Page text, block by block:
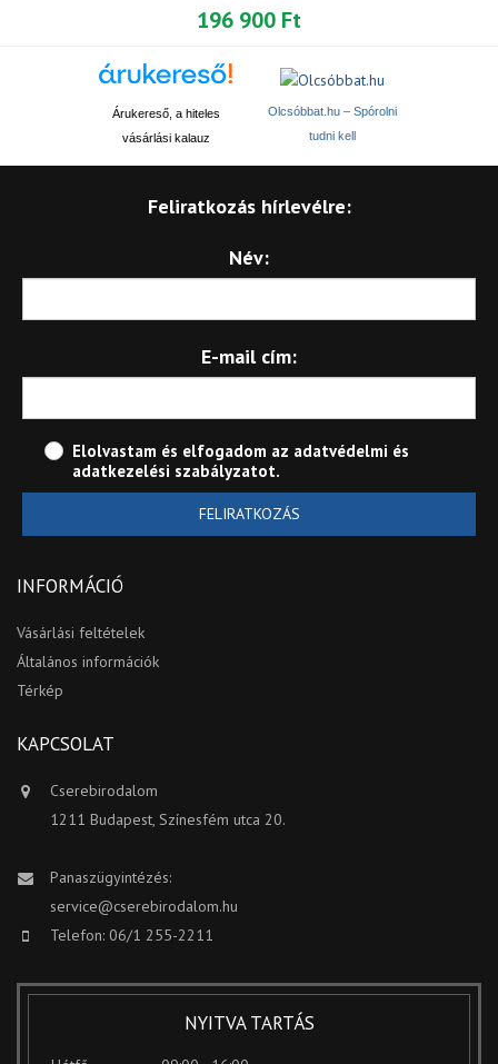
196 900 Ft
Árukereső, a hiteles
vásárlási kalauz
Olcsóbbat.hu – Spórolni
tudni kell
Feliratkozás hírlevélre:
Név:
E-mail cím:
Elolvastam és elfogadom az adatvédelmi és
adatkezelési szabályzatot.
FELIRATKOZÁS
INFORMÁCIÓ
Vásárlási feltételek
Általános információk
Térkép
KAPCSOLAT
Cserebirodalom
1211 Budapest, Színesfém utca 20.
Panaszügyintézés:
service@cserebirodalom.hu
Telefon: 06/1 255-2211
NYITVA TARTÁS